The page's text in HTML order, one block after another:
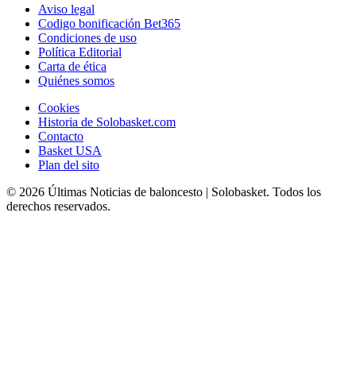
Aviso legal
Codigo bonificación Bet365
Condiciones de uso
Política Editorial
Carta de ética
Quiénes somos
Cookies
Historia de Solobasket.com
Contacto
Basket USA
Plan del sito
© 2026 Últimas Noticias de baloncesto | Solobasket. Todos los
derechos reservados.